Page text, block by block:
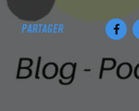
PARTAGER